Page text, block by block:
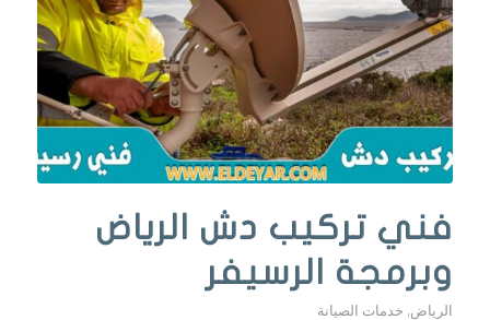
فني تركيب دش الرياض
وبرمجة الرسيفر
الرياض, خدمات الصيانة